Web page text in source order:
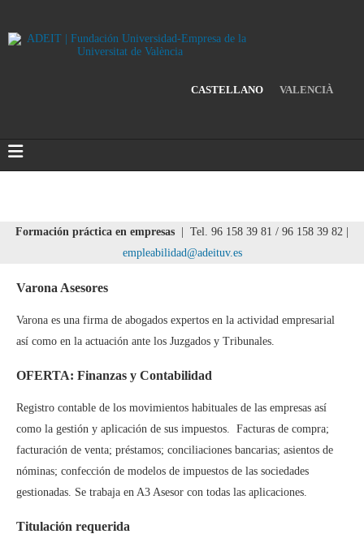
CASTELLANO VALENCIÀ
Formación práctica en empresas | Tel. 96 158 39 81 / 96 158 39 82 |
empleabilidad@adeituv.es
Varona Asesores
Varona es una firma de abogados expertos en la actividad empresarial
así como en la actuación ante los Juzgados y Tribunales.
OFERTA: Finanzas y Contabilidad
Registro contable de los movimientos habituales de las empresas así
como la gestión y aplicación de sus impuestos. Facturas de compra;
facturación de venta; préstamos; conciliaciones bancarias; asientos de
nóminas; confección de modelos de impuestos de las sociedades
gestionadas. Se trabaja en A3 Asesor con todas las aplicaciones.
Titulación requerida